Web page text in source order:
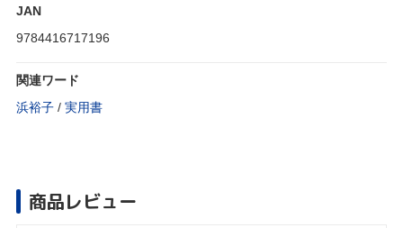
JAN
9784416717196
関連ワード
浜裕子 / 実用書
商品レビュー